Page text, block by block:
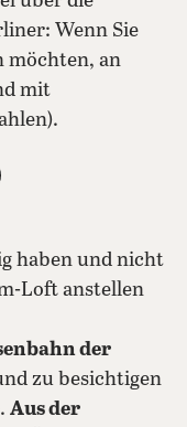
Wenn Sie
möchten, an
mit
teilen
Mail teilen
haben und nicht
Loft anstellen
der
zu besichtigen
Aus der